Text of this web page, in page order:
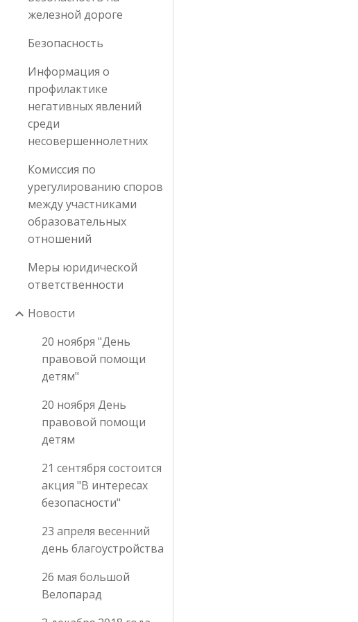
железной дороге
Безопасность
Информация о
профилактике
негативных явлений
среди
несовершеннолетних
Комиссия по
урегулированию споров
между участниками
образовательных
отношений
Меры юридической
ответственности
Новости
20 ноября "День
правовой помощи
детям"
20 ноября День
правовой помощи
детям
21 сентября состоится
акция "В интересах
безопасности"
23 апреля весенний
день благоустройства
26 мая большой
Велопарад